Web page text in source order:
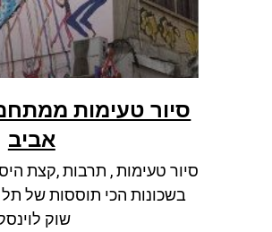
סיור טעימות
אביב
סיור טעימות , תרבות ,קצת
בשכונות הכי תוססות של
שוק